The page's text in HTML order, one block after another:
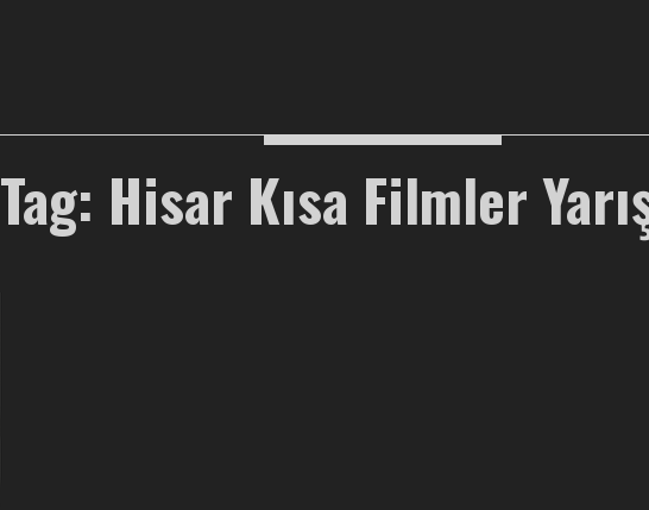
Tag: Hisar Kısa Filmler